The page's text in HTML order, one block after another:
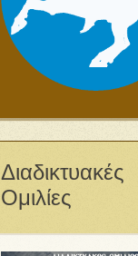
Διαδικτυακές
Ομιλίες